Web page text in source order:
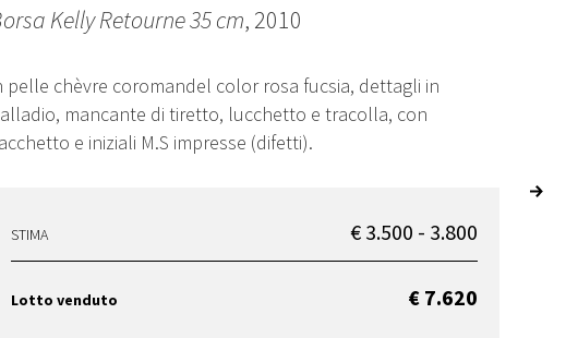
Kelly Retourne 35 cm, 2010
pelle chèvre coromandel color rosa fucsia, dettagli in
mancante di tiretto, lucchetto e tracolla, con
e iniziali M.S impresse (difetti).
STIMA € 3.500 - 3.800
Lotto venduto € 7.620